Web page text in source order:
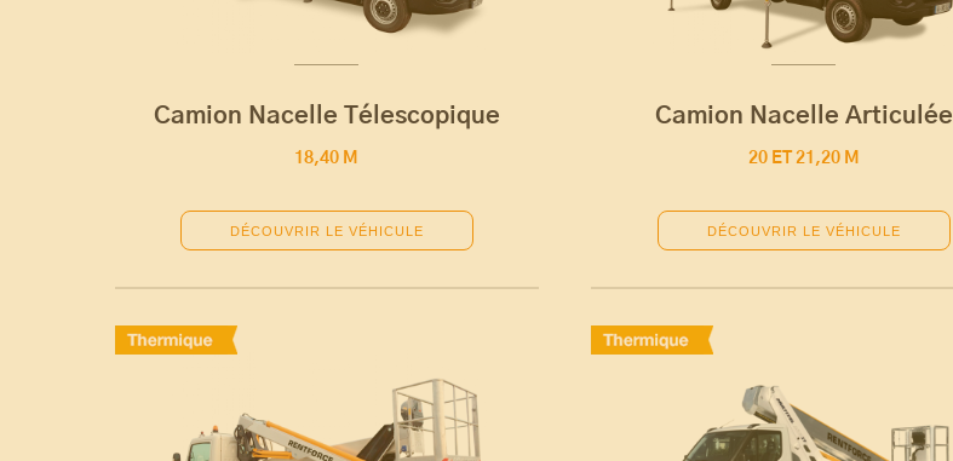
Camion Nacelle Télescopique
18,40 M
Camion Nacelle Articulée
20 ET 21,20 M